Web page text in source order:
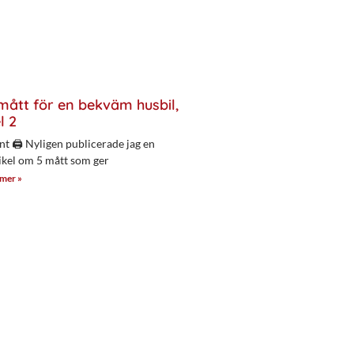
för en bekväm husbil,
2
🖨 Nyligen publicerade jag en
om 5 mått som ger
»